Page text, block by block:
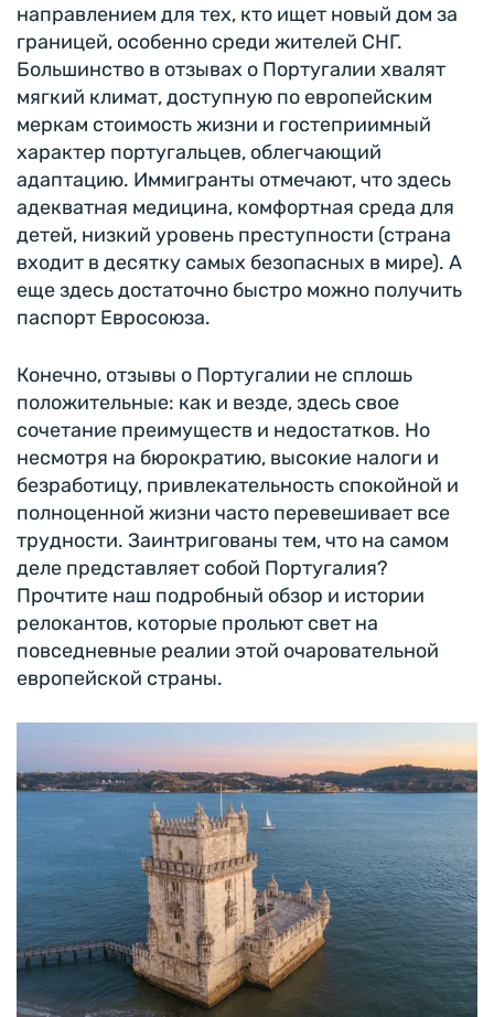
направлением для тех, кто ищет новый дом за
границей, особенно среди жителей СНГ.
Большинство в отзывах о Португалии хвалят
мягкий климат, доступную по европейским
меркам стоимость жизни и гостеприимный
характер португальцев, облегчающий
адаптацию. Иммигранты отмечают, что здесь
адекватная медицина, комфортная среда для
детей, низкий уровень преступности (страна
входит в десятку самых безопасных в мире). А
еще здесь достаточно быстро можно получить
паспорт Евросоюза.
Конечно, отзывы о Португалии не сплошь
положительные: как и везде, здесь свое
сочетание преимуществ и недостатков. Но
несмотря на бюрократию, высокие налоги и
безработицу, привлекательность спокойной и
полноценной жизни часто перевешивает все
трудности. Заинтригованы тем, что на самом
деле представляет собой Португалия?
Прочтите наш подробный обзор и истории
релокантов, которые прольют свет на
повседневные реалии этой очаровательной
европейской страны.